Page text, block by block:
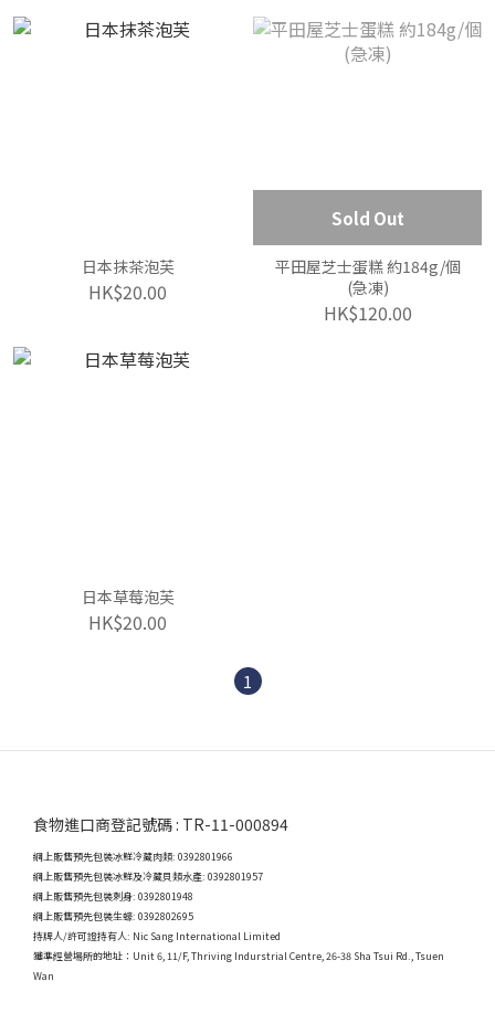
日本抹茶泡芙
HK$20.00
Sold Out
平田屋芝士蛋糕 約184g/個
(急凍)
HK$120.00
日本草莓泡芙
HK$20.00
1
食物進口商登記號碼 : TR-11-000894
網上販售預先包裝冰鮮冷藏肉類: 0392801966
網上販售預先包裝冰鮮及冷藏貝類水產: 0392801957
網上販售預先包裝刺身: 0392801948
網上販售預先包裝生蠔: 0392802695
持牌人/許可證持有人: Nic Sang International Limited
獲準經營場所的地址： Unit 6, 11/F, Thriving Indurstrial Centre, 26-38 Sha Tsui Rd., Tsuen
Wan